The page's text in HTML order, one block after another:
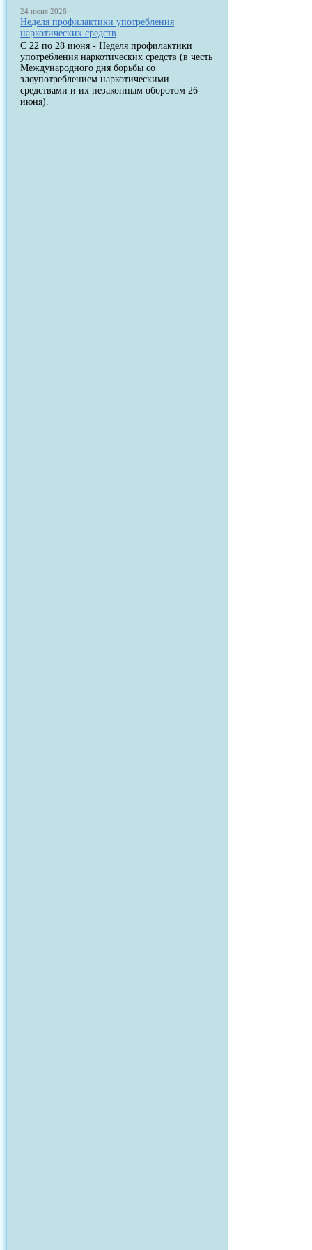
24 июня 2026
Неделя профилактики употребления
наркотических средств
С 22 по 28 июня - Неделя профилактики
употребления наркотических средств (в честь
Международного дня борьбы со
злоупотреблением наркотическими
средствами и их незаконным оборотом 26
июня).